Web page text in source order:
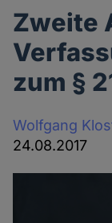
Zweite
zum §
Wolfgang
24.08.2017